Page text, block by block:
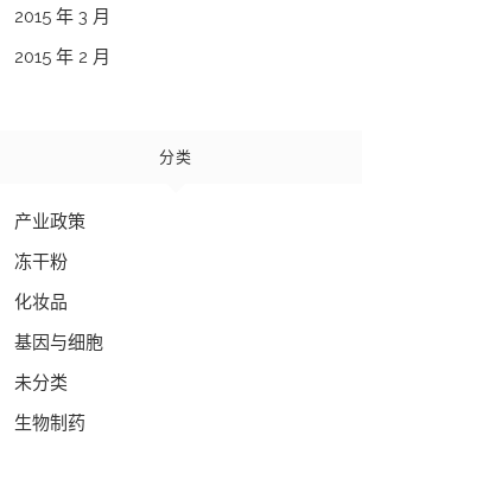
2015 年 3 月
2015 年 2 月
分类
产业政策
冻干粉
化妆品
基因与细胞
未分类
生物制药